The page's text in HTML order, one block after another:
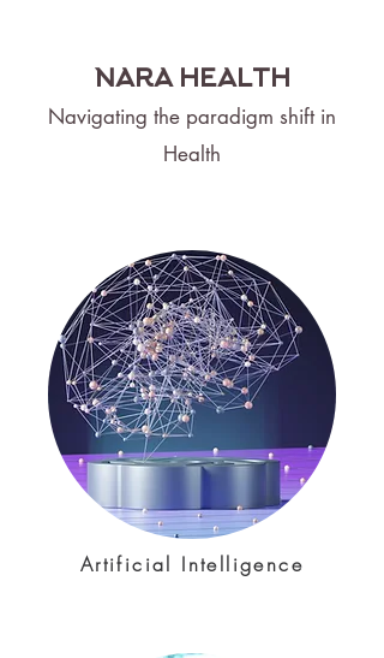
NARA HEALTH
Navigating the paradigm shift in
Health
Artificial Intelligence